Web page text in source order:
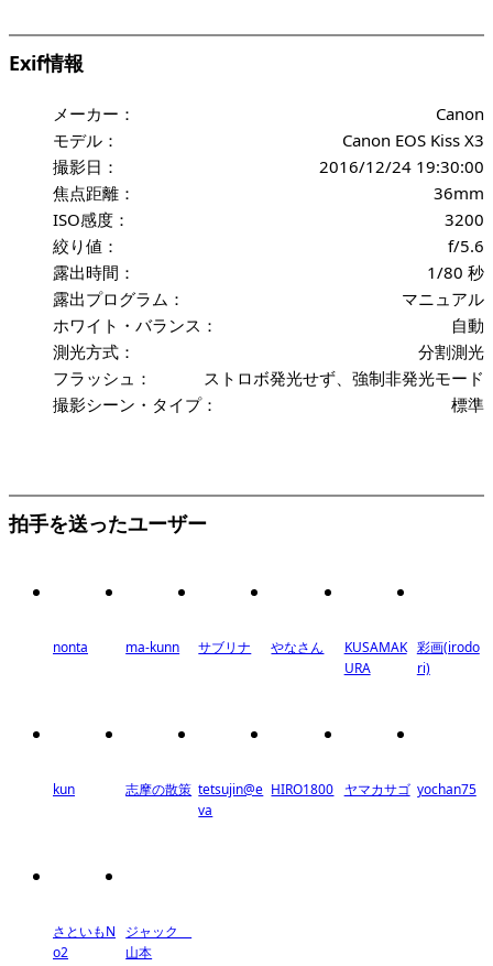
Exif情報
メーカー：
Canon
モデル：
Canon EOS Kiss X3
撮影日：
2016/12/24 19:30:00
焦点距離：
36mm
ISO感度：
3200
絞り値：
f/5.6
露出時間：
1/80 秒
露出プログラム：
マニュアル
ホワイト・バランス：
自動
測光方式：
分割測光
フラッシュ：
ストロボ発光せず、強制非発光モード
撮影シーン・タイプ：
標準
拍手を送ったユーザー
nonta ma-kunn サブリナ やなさん
KUSAMAK
URA
彩画(irodo
ri)
kun 志摩の散策 tetsujin@e
va
HIRO1800 ヤマカサゴ yochan75
さといもN
o2
ジャック
山本